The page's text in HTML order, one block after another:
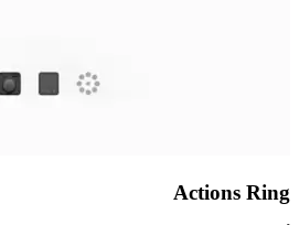
Actions Ring